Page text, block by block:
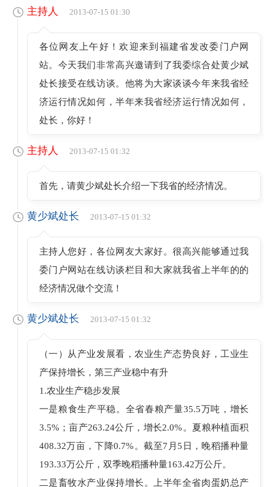
主持人 2013-07-15 01:30
各位网友上午好！欢迎来到福建省发改委门户网
站。今天我们非常高兴邀请到了我委综合处黄少斌
处长接受在线访谈。他将为大家谈谈今年来我省经
济运行情况如何，半年来我省经济运行情况如何，
处长，你好！
主持人 2013-07-15 01:32
首先，请黄少斌处长介绍一下我省的经济情况。
黄少斌处长 2013-07-15 01:32
主持人您好，各位网友大家好。很高兴能够通过我
委门户网站在线访谈栏目和大家就我省上半年的的
经济情况做个交流！
黄少斌处长 2013-07-15 01:32
（一）从产业发展看，农业生产态势良好，工业生
产保持增长，第三产业稳中有升
1.农业生产稳步发展
一是粮食生产平稳。全省春粮产量35.5万吨，增长
3.5%；亩产263.24公斤，增长2.0%。夏粮种植面积
408.32万亩，下降0.7%。截至7月5日，晚稻播种量
193.33万公斤，双季晚稻播种量163.42万公斤。
二是畜牧水产业保持增长。上半年全省肉蛋奶总产